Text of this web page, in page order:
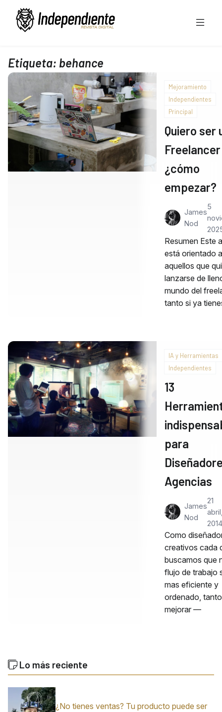
Etiqueta: behance
Mejoramiento
Independientes
Principal
Quiero ser
Freelancer
¿cómo
empezar?
James
Nod
5
Resumen Este
está orientado a
aquellos que
lanzarse de
mundo del
tanto si ya
IA y Herramientas
Independientes
13
para
Agencias
James
Nod
21
2014
Como
creativos cada
buscamos que
flujo de trabajo
mas eficiente y
ordenado,
mejorar —
Lo más reciente
¿No tienes ventas? Tu producto puede ser